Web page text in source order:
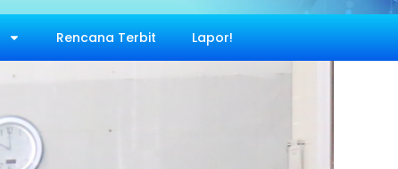
Rencana Terbit Lapor!